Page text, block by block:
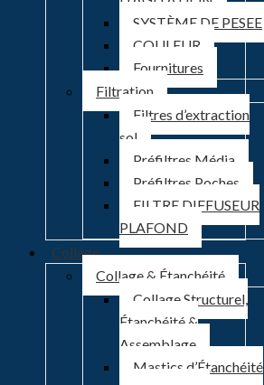
SYSTÈME DE PESEE
COULEUR
Fournitures
Filtration
Filtres d’extraction
sol
Préfiltres Média
Préfiltres Poches
FILTRE DIFFUSEUR
PLAFOND
Collage
Collage & Étanchéité
Collage Structurel,
Étanchéité &
Assemblage
Mastics d’Étanchéité